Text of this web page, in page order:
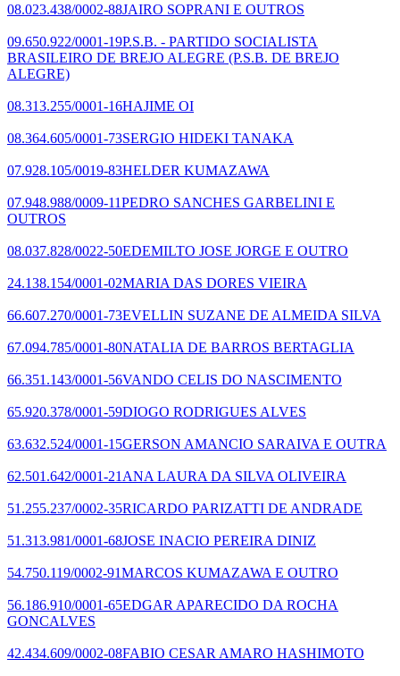
08.023.438/0002-88JAIRO SOPRANI E OUTROS
09.650.922/0001-19P.S.B. - PARTIDO SOCIALISTA
BRASILEIRO DE BREJO ALEGRE (P.S.B. DE BREJO
ALEGRE)
08.313.255/0001-16HAJIME OI
08.364.605/0001-73SERGIO HIDEKI TANAKA
07.928.105/0019-83HELDER KUMAZAWA
07.948.988/0009-11PEDRO SANCHES GARBELINI E
OUTROS
08.037.828/0022-50EDEMILTO JOSE JORGE E OUTRO
24.138.154/0001-02MARIA DAS DORES VIEIRA
66.607.270/0001-73EVELLIN SUZANE DE ALMEIDA SILVA
67.094.785/0001-80NATALIA DE BARROS BERTAGLIA
66.351.143/0001-56VANDO CELIS DO NASCIMENTO
65.920.378/0001-59DIOGO RODRIGUES ALVES
63.632.524/0001-15GERSON AMANCIO SARAIVA E OUTRA
62.501.642/0001-21 ANA LAURA DA SILVA OLIVEIRA
51.255.237/0002-35RICARDO PARIZATTI DE ANDRADE
51.313.981/0001-68JOSE INACIO PEREIRA DINIZ
54.750.119/0002-91MARCOS KUMAZAWA E OUTRO
56.186.910/0001-65EDGAR APARECIDO DA ROCHA
GONCALVES
42.434.609/0002-08FABIO CESAR AMARO HASHIMOTO